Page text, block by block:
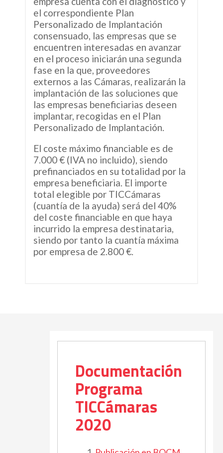
el correspondiente Plan
Personalizado de Implantación
consensuado, las empresas que se
encuentren interesadas en avanzar
en el proceso iniciarán una segunda
fase en la que, proveedores
externos a las Cámaras, realizarán la
implantación de las soluciones que
las empresas beneficiarias deseen
implantar, recogidas en el Plan
Personalizado de Implantación.
El coste máximo financiable es de
7.000 € (IVA no incluido), siendo
prefinanciados en su totalidad por la
empresa beneficiaria. El importe
total elegible por TICCámaras
(cuantía de la ayuda) será del 40%
del coste financiable en que haya
incurrido la empresa destinataria,
siendo por tanto la cuantía máxima
por empresa de 2.800 €.
Documentación
Programa
TICCámaras
2020